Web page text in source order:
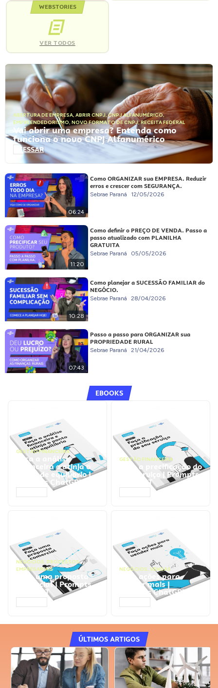
WEBSTORIES
VER TODOS
ABERTURA DE EMPRESA, ABRIR CNPJ,CNPJ ALFANUMÉRICO,
EMPREENDEDORISMO, NOVO FORMATO DE CNPJ,RECEITA FEDERAL
Vai abrir uma empresa? Entenda como
funciona o novo CNPJ Alfanumérico
ACESSAR
06:24
Como ORGANIZAR sua EMPRESA. Reduzir
erros e crescer com SEGURANÇA.
Sebrae Paraná 12/05/2026
11:20
Como definir o PREÇO DE VENDA. Passo a
passo atualizado com PLANILHA
GRATUITA
Sebrae Paraná 05/05/2026
10:28
Como planejar a SUCESSÃO FAMILIAR do
NEGÓCIO.
Sebrae Paraná 28/04/2026
07:43
Passo a passo para ORGANIZAR sua
PROPRIEDADE RURAL
Sebrae Paraná 21/04/2026
EBOOKS
GESTÃO FINANCEIRA
Faça a análise
financeira e atinja o
ponto de equilíbrio |
Prompts ChatGPT
GESTÃO FINANCEIRA
Faça a precificação do
seu serviço | Prompts
ChatGPT
NEGÓCIOS, PROCESSOS
EMPRESARIAIS
Faça uma proposta
comercial | Prompts
ChatGPT
NEGÓCIOS, VENDAS
Faça ações para
vender mais |
Prompts ChatGPT
ÚLTIMOS ARTIGOS